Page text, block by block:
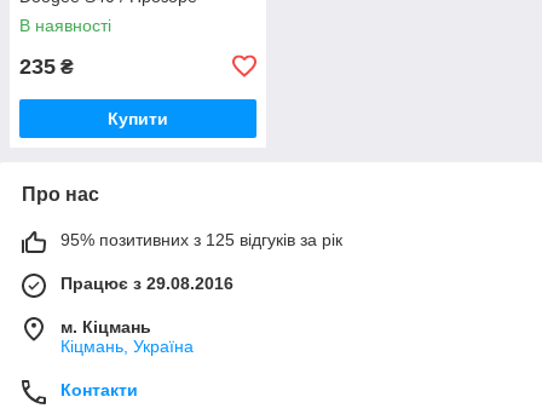
В наявності
235 ₴
Купити
Про нас
95% позитивних з 125 відгуків за рік
Працює з 29.08.2016
м. Кіцмань
Кіцмань, Україна
Контакти